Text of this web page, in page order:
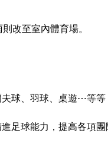
改至室內體育場。
球、羽球、桌遊⋯等
足球能力，提高各項團